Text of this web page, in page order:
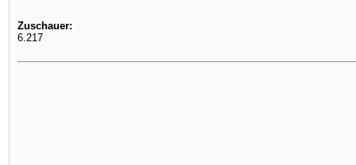
Zuschauer:
6.217